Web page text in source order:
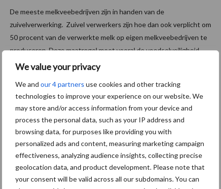
We value your privacy
We and our 4 partners use cookies and other tracking
technologies to improve your experience on our website. We
may store and/or access information from your device and
process the personal data, such as your IP address and
browsing data, for purposes like providing you with
personalized ads and content, measuring marketing campaign
effectiveness, analyzing audience insights, collecting precise
geolocation data, and product development. Please note that
your consent will be valid across all our subdomains. You can
De meeste melkveebedrijven zijn in handen van de
zuivelverwerking. Zuivel verwerkers zijn hoe dan ook verplicht om
50 procent van de verwerkte melk op eigen melkveebedrijven te
produceren. Deze maatregel moet vooral de voedselveiligheid
garanderen. Deze zuivelondernemingen verwerken de melk tot
kaas geproduceerd. Chinezen vinden kaas namelijk niet lekker.
Deze categorie bedrijven is jong, modern en vaak gestoeld op
een Amerikaans geïnspireerde opzet.
De groep
privébedrijven omvat tot op heden slechts een minderheid van
de melkveebedrijven. Wel stimuleert de overheid de ontwikkeling